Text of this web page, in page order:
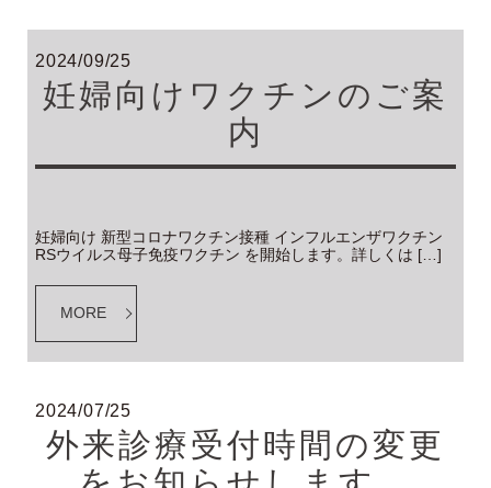
2024/09/25
妊婦向けワクチンのご案
内
妊婦向け 新型コロナワクチン接種 インフルエンザワクチン
RSウイルス母子免疫ワクチン を開始します。詳しくは […]
MORE
2024/07/25
外来診療受付時間の変更